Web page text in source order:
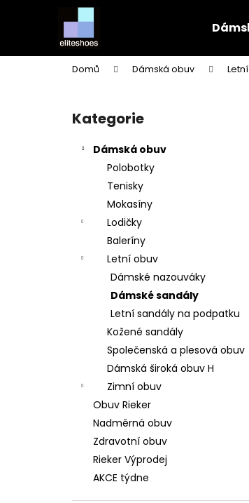
Domů Dámská obuv
Přeskočit
kategorie
Kategorie
Dámská obuv
Polobotky
Tenisky
Mokasíny
Lodičky
Baleríny
Letní obuv
Dámské nazouváky
Dámské sandály
Letní sandály na podpatku
Kožené sandály
Společenská a plesová obuv
Dámská široká obuv H
Zimní obuv
Obuv Rieker
Nadměrná obuv
Zdravotní obuv
Rieker Výprodej
AKCE týdne
í
Zpět
do
obchodu
Zpět
do
obchodu
DÁMSKÉ SANDÁLY NA KLÍNKU ŠÍŘE
28365-46-304 HNĚDÉ
799 Kč
Původně: 1 699 Kč